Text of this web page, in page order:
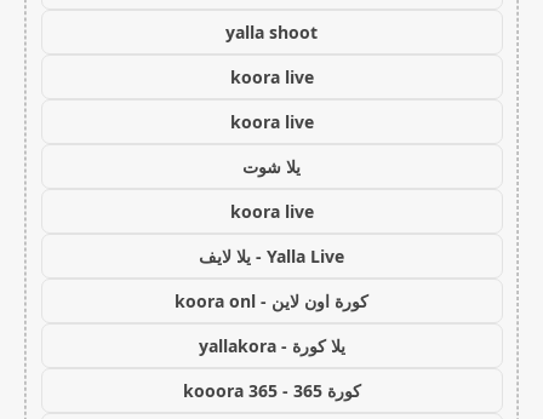
yalla shoot
koora live
koora live
يلا شوت
koora live
Yalla Live - يلا لايف
كورة اون لاين - koora onl
يلا كورة - yallakora
كورة 365 - kooora 365